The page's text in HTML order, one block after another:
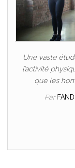
Une vaste
l’activité
que les
Par